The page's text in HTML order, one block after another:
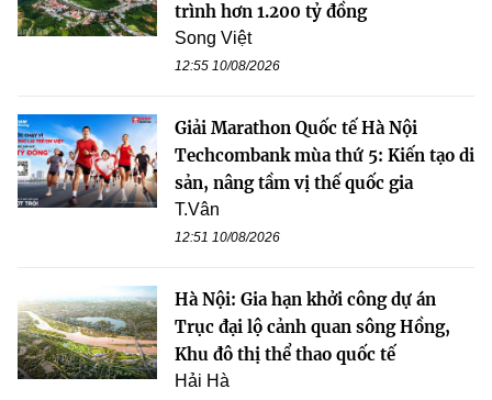
trình hơn 1.200 tỷ đồng
Song Việt
12:55 10/08/2026
Giải Marathon Quốc tế Hà Nội
Techcombank mùa thứ 5: Kiến tạo di
sản, nâng tầm vị thế quốc gia
T.Vân
12:51 10/08/2026
Hà Nội: Gia hạn khởi công dự án
Trục đại lộ cảnh quan sông Hồng,
Khu đô thị thể thao quốc tế
Hải Hà